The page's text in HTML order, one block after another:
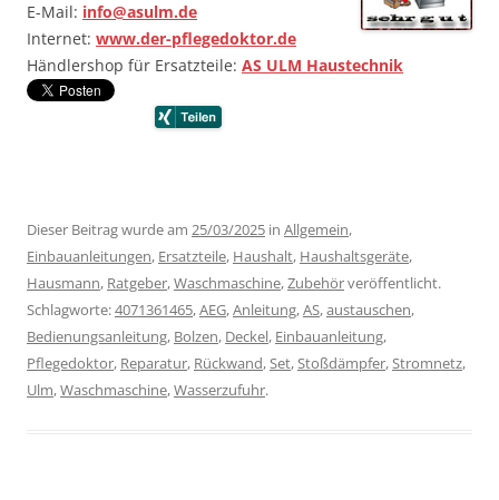
E-Mail: info@asulm.de
Internet: www.der-pflegedoktor.de
Händlershop für Ersatzteile: AS ULM Haustechnik
Dieser Beitrag wurde am 25/03/2025 in Allgemein,
Einbauanleitungen, Ersatzteile, Haushalt, Haushaltsgeräte,
Hausmann, Ratgeber,Waschmaschine,Zubehörveröffentlicht.
Schlagworte:4071361465,AEG,Anleitung,AS,austauschen,
Bedienungsanleitung, Bolzen, Deckel, Einbauanleitung,
Pflegedoktor, Reparatur, Rückwand,Set,Stoßdämpfer,Stromnetz,
Ulm,Waschmaschine,Wasserzufuhr.